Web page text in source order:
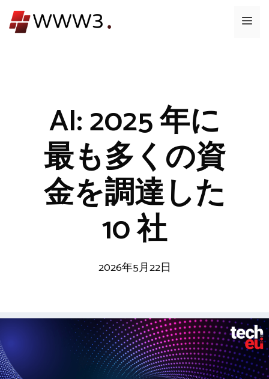
ン
メ
AI: 2025 年に
最も多くの資
金を調達した
10 社
2026年5月22日